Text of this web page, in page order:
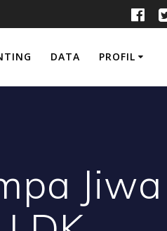
DATA PROFIL
Jiwa